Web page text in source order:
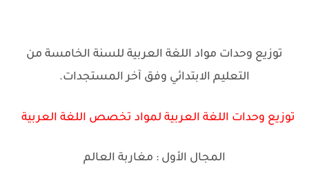
توزيع وحدات مواد اللغة العربية للسنة الخامسة من
التعليم الابتدائي وفق آخر المستجدات.
توزيع وحدات اللغة العربية لمواد تخصص اللغة العربية
المجال الأول : مغاربة العالم